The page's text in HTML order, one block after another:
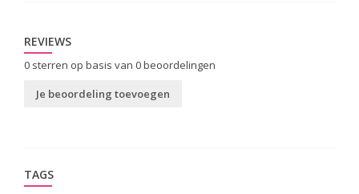
REVIEWS
0 sterren op basis van 0beoordelingen
Je beoordeling toevoegen
TAGS